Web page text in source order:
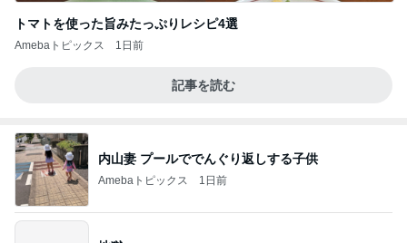
トマトを使った旨みたっぷりレシピ4選
Amebaトピックス 1日前
記事を読む
内山妻 プールででんぐり返しする子供
Amebaトピックス 1日前